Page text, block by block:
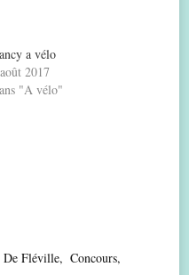
a vélo
2017
"A vélo"
De Fléville
Concours